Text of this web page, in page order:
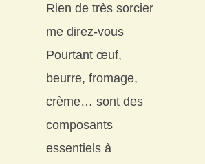
Rien de très sorcier
me direz-vous
Pourtant œuf,
beurre, fromage,
crème… sont des
composants
essentiels à